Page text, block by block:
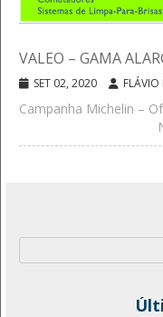
VALEO – GAMA
SET 02, 2020
Campanha Michelin –
por: